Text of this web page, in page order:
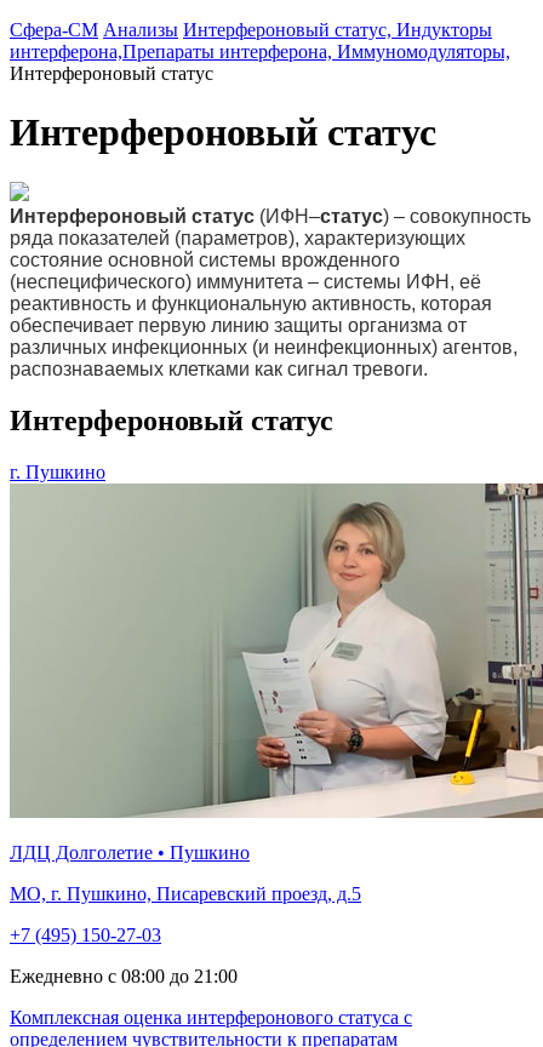
Сфера-СМ Анализы Интерфероновый статус, Индукторы
интерферона,Препараты интерферона, Иммуномодуляторы,
Интерфероновый статус
Интерфероновый статус
Интерфероновый статус (ИФН–статус) – cовокупность
ряда показателей (параметров), характеризующих
состояние основной системы врожденного
(неспецифического) иммунитета – системы ИФН, её
реактивность и функциональную активность, которая
обеспечивает первую линию защиты организма от
различных инфекционных (и неинфекционных) агентов,
распознаваемых клетками как сигнал тревоги.
Интерфероновый статус
г. Пушкино
ЛДЦ Долголетие • Пушкино
МО, г. Пушкино, Писаревский проезд, д.5
+7 (495) 150-27-03
Ежедневно с 08:00 до 21:00
Комплексная оценка интерферонового статуса с
определением чувствительности к препаратам